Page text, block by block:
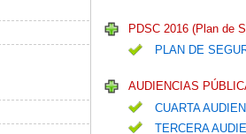
PDSC 2016 (Plan de
PLAN DE
AUDIENCIAS
CUARTA
TERCERA